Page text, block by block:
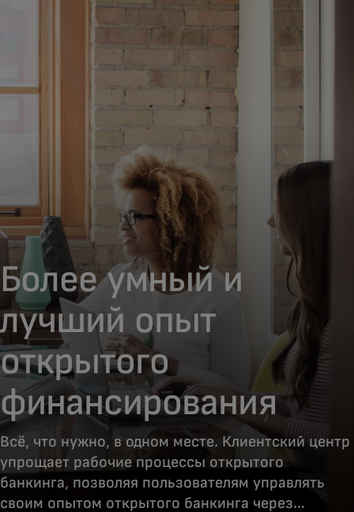
Для вас
Для бизнеса
Для всего мира
Для новаторов
Новости и тренды
Более умный и
лучший опыт
открытого
финансирования
Всё, что нужно, в одном месте. Клиентский центр
упрощает рабочие процессы открытого
банкинга, позволяя пользователям управлять
своим опытом открытого банкинга через